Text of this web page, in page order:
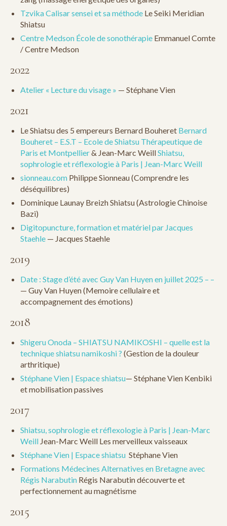
Tzvika Calisar sensei et sa méthode Le Seiki Meridian
Shiatsu
Centre Medson École de sonothérapie Emmanuel Comte
/ Centre Medson
2022
Atelier « Lecture du visage » — Stéphane Vien
2021
Le Shiatsu des 5 empereurs Bernard Bouheret Bernard
Bouheret – E.S.T – Ecole de Shiatsu Thérapeutique de
Paris et Montpellier& Jean-Marc WeillShiatsu,
sophrologie et réflexologie à Paris | Jean-Marc Weill
sionneau.com Philippe Sionneau (Comprendre les
déséquilibres)
Dominique Launay Breizh Shiatsu (Astrologie Chinoise
Bazi)
Digitopuncture, formation et matériel par Jacques
Staehle — Jacques Staehle
2019
Date : Stage d’été avec Guy Van Huyen en juillet 2025 – –
— Guy Van Huyen (Memoire cellulaire et
accompagnement des émotions)
2018
Shigeru Onoda – SHIATSU NAMIKOSHI – quelle est la
technique shiatsu namikoshi ? (Gestion de la douleur
arthritique)
Stéphane Vien | Espace shiatsu— Stéphane Vien Kenbiki
et mobilisation passives
2017
Shiatsu, sophrologie et réflexologie à Paris | Jean-Marc
Weill Jean-Marc Weill Les merveilleux vaisseaux
Stéphane Vien | Espace shiatsu Stéphane Vien
Formations Médecines Alternatives en Bretagne avec
Régis Narabutin Régis Narabutin découverte et
perfectionnement au magnétisme
2015